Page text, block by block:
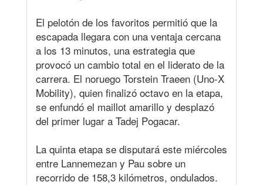
El pelotón de los favoritos permitió que la
escapada llegara con una ventaja cercana
a los 13 minutos, una estrategia que
provocó un cambio total en el liderato de la
carrera. El noruego Torstein Traeen (Uno-X
Mobility), quien finalizó octavo en la etapa,
se enfundó el maillot amarillo y desplazó
del primer lugar a Tadej Pogacar.
La quinta etapa se disputará este miércoles
entre Lannemezan y Pau sobre un
recorrido de 158,3 kilómetros, ondulados.